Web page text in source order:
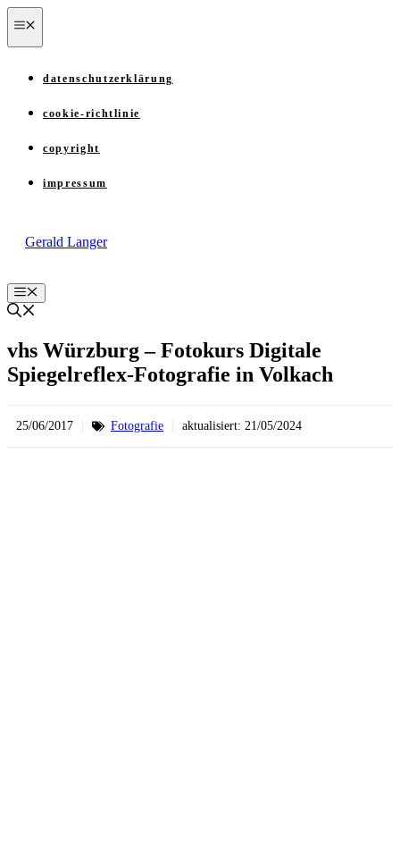
Zum
Inhalt
springen
datenschutzerklärung
cookie-richtlinie
copyright
impressum
Gerald Langer
Menü
vhs Würzburg – Fotokurs Digitale
Spiegelreflex-Fotografie in Volkach
25/06/2017 Fotografie aktualisiert: 21/05/2024